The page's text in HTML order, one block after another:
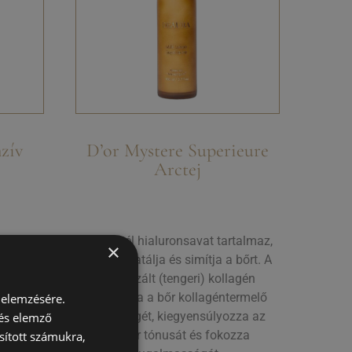
és
a
D’or Mystere Superieure
Arctej
Az arcgél hialuronsavat tartalmaz,
mely hidratálja és simítja a bőrt. A
hidrolizált (tengeri) kollagén
stimulálja a bőr kollagéntermelő
képességét, kiegyensúlyozza az
arcbőr tónusát és fokozza
×
elemző
számukra,